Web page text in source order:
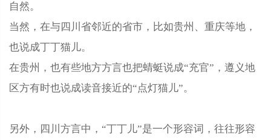
自然。
当然，在与四川省邻近的省市，比如贵州、重庆等地，
也说成丁丁猫儿。
在贵州，也有些地方方言也把蜻蜓说成“充官”，遵义地
区方有时也说成读音接近的“点灯猫儿”。
另外，四川方言中，“丁丁儿”是一个形容词，往往形容